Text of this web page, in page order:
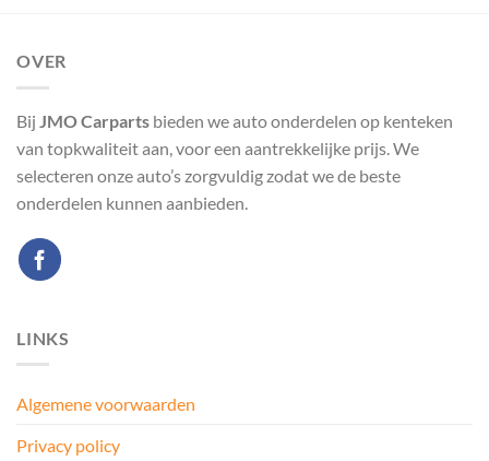
OVER
Bij JMO Carparts bieden we auto onderdelen op kenteken
van topkwaliteit aan, voor een aantrekkelijke prijs. We
selecteren onze auto’s zorgvuldig zodat we de beste
onderdelen kunnen aanbieden.
LINKS
Algemene voorwaarden
Privacy policy